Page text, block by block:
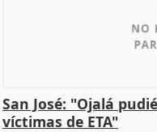
San José: "Ojalá
víctimas de ETA"